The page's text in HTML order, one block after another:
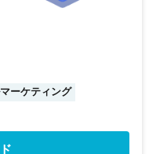
ーケティング